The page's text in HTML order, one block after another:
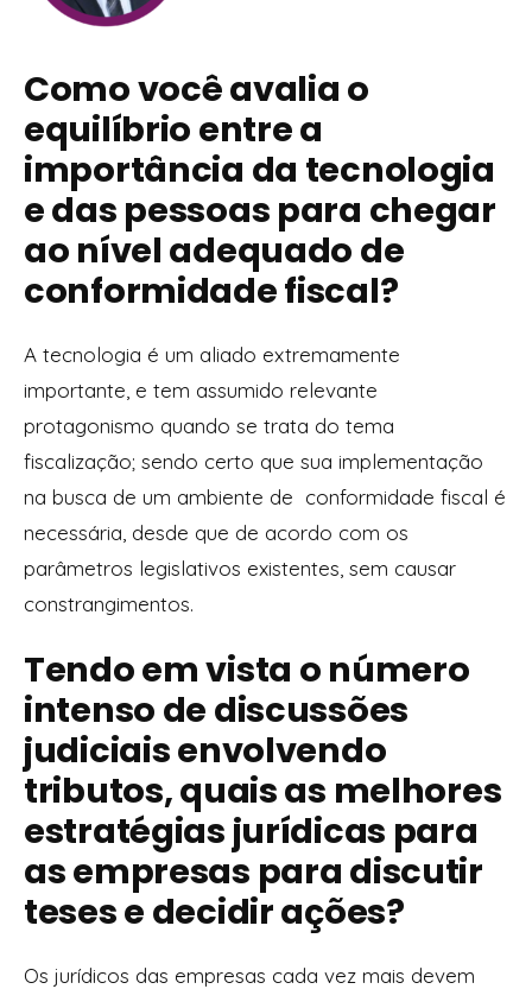
Como você avalia o
equilíbrio entre a
importância da tecnologia
e das pessoas para chegar
ao nível adequado de
conformidade fiscal?
A tecnologia é um aliado extremamente
importante, e tem assumido relevante
protagonismo quando se trata do tema
fiscalização; sendo certo que sua implementação
na busca de um ambiente de conformidade fiscal é
necessária, desde que de acordo com os
parâmetros legislativos existentes, sem causar
constrangimentos.
Tendo em vista o número
intenso de discussões
judiciais envolvendo
tributos, quais as melhores
estratégias jurídicas para
as empresas para discutir
teses e decidir ações?
Os jurídicos das empresas cada vez mais devem